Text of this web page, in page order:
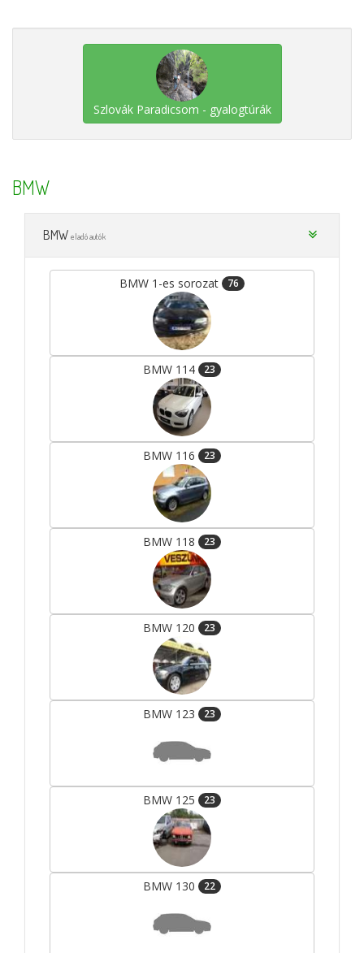
Szlovák Paradicsom - gyalogtúrák
BMW
BMW eladó autók
BMW 1-es sorozat 76
BMW 114 23
BMW 116 23
BMW 118 23
BMW 120 23
BMW 123 23
BMW 125 23
BMW 130 22